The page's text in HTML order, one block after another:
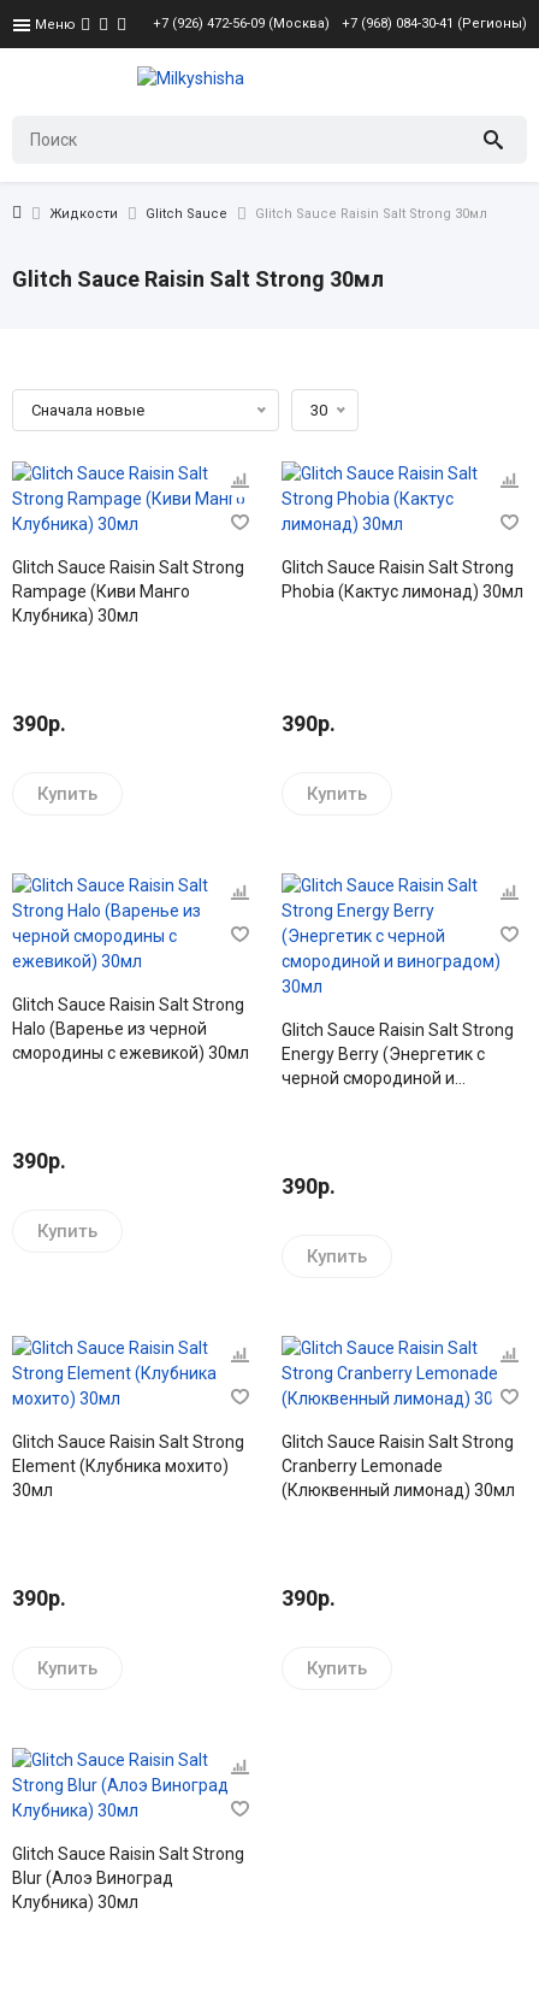
Меню +7 (926) 472-56-09 (Москва) +7 (968) 084-30-41 (Регионы)
Жидкости Glitch Sauce Glitch Sauce Raisin Salt Strong 30мл
Glitch Sauce Raisin Salt Strong 30мл
Сначала новые 30
Glitch Sauce Raisin Salt Strong
Rampage (Киви Манго
Клубника) 30мл
390р.
Купить
Glitch Sauce Raisin Salt Strong
Phobia (Кактус лимонад) 30мл
390р.
Купить
Glitch Sauce Raisin Salt Strong
Halo (Варенье из черной
смородины с ежевикой) 30мл
390р.
Купить
Glitch Sauce Raisin Salt Strong
Energy Berry (Энергетик с
черной смородиной и
390р.
Купить
Glitch Sauce Raisin Salt Strong
Element (Клубника мохито)
30мл
390р.
Купить
Glitch Sauce Raisin Salt Strong
Cranberry Lemonade
(Клюквенный лимонад) 30мл
390р.
Купить
Glitch Sauce Raisin Salt Strong
Blur (Алоэ Виноград
Клубника) 30мл